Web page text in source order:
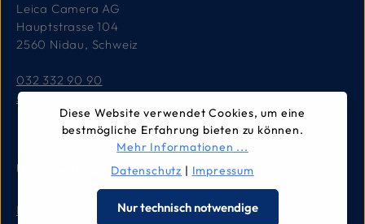
Leica Camera AG
Hauptstrasse 104
2560 Nidau, Schweiz
032 332 90 90
service.ch@leica-camera.com
Unternehmen
Impressum
Diese Website verwendet Cookies, um eine
bestmögliche Erfahrung bieten zu können.
Mehr Informationen ...
Datenschutz | Impressum
Nur technisch notwendige